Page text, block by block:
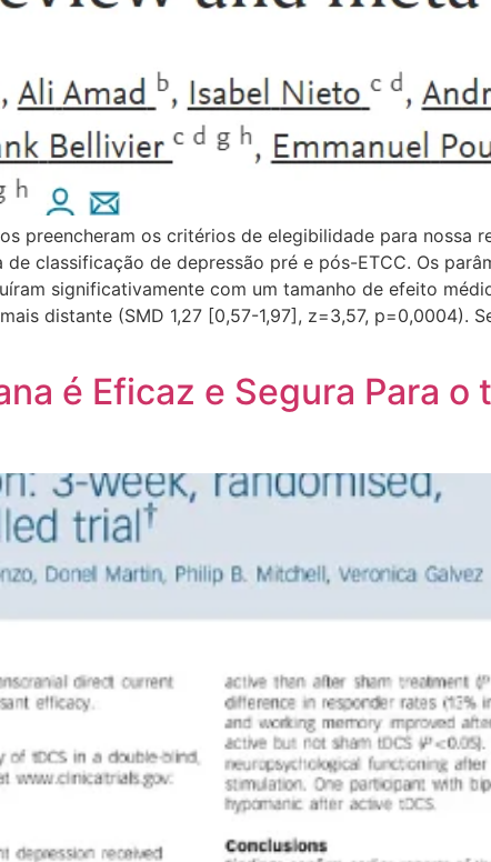
preencheram os critérios de elegibilidade para nossa
classificação de depressão pré e pós-ETCC. Os
significativamente com um tamanho de efeito
distante (SMD 1,27 [0,57-1,97], z=3,57, p=0,0004).
é Eficaz e Segura Para o